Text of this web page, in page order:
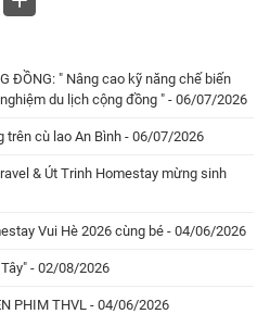
ĐỒNG: " Nâng cao kỹ năng chế biến
du lịch cộng đồng " - 06/07/2026
trên cù lao An Bình - 06/07/2026
& Út Trinh Homestay mừng sinh
Vui Hè 2026 cùng bé - 04/06/2026
Tây" - 02/08/2026
PHIM THVL - 04/06/2026